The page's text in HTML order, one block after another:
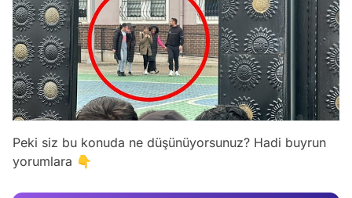
Peki siz bu konuda ne düşünüyorsunuz? Hadi buyrun
yorumlara 👇